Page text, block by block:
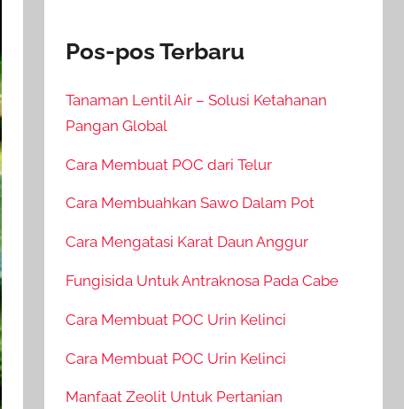
Pos-pos Terbaru
Tanaman Lentil Air – Solusi Ketahanan
Pangan Global
Cara Membuat POC dari Telur
Cara Membuahkan Sawo Dalam Pot
Cara Mengatasi Karat Daun Anggur
Fungisida Untuk Antraknosa Pada Cabe
Cara Membuat POC Urin Kelinci
Cara Membuat POC Urin Kelinci
Manfaat Zeolit Untuk Pertanian